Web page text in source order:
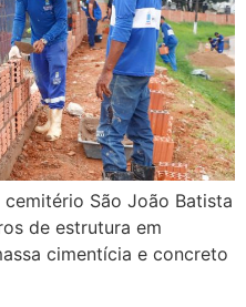
São João Batista
de estrutura em
cimentícia e concreto